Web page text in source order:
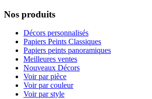
Nos produits
Décors personnalisés
Papiers Peints Classiques
Papiers peints panoramiques
Meilleures ventes
Nouveaux Décors
Voir par pièce
Voir par couleur
Voir par style